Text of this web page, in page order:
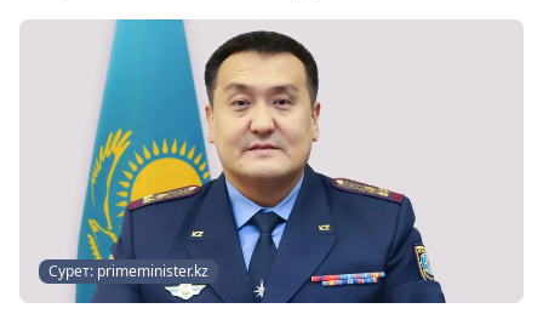
Сурет: primeminister.kz